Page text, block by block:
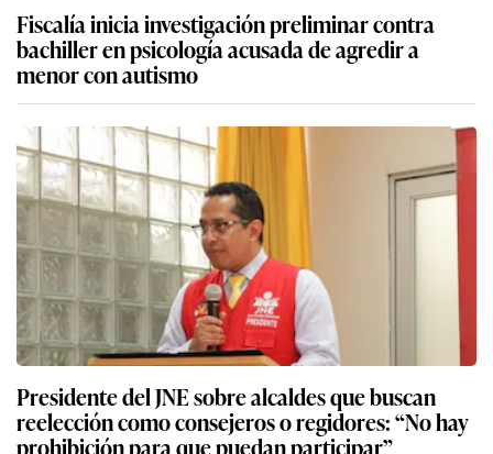
Fiscalía inicia investigación preliminar contra
bachiller en psicología acusada de agredir a
menor con autismo
Presidente del JNE sobre alcaldes que buscan
reelección como consejeros o regidores: “No hay
prohibición para que puedan participar”